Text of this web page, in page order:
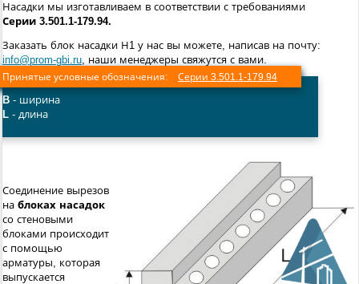
Насадки мы изготавливаем в соответствии с требованиями
Серии 3.501.1-179.94.
Заказать блок насадки Н1 у нас вы можете, написав на почту:
info@prom-gbi.ru, наши менеджеры свяжутся с вами.
Принятые условные обозначения: Серии 3.501.1-179.94
B - ширина
L - длина
Соединение вырезов
на блоках насадок
со стеновыми
блоками происходит
с помощью
арматуры, которая
выпускается